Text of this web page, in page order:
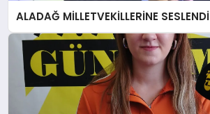
ALADAĞ MİLLETVEKİLLERİNE SESLENDİ